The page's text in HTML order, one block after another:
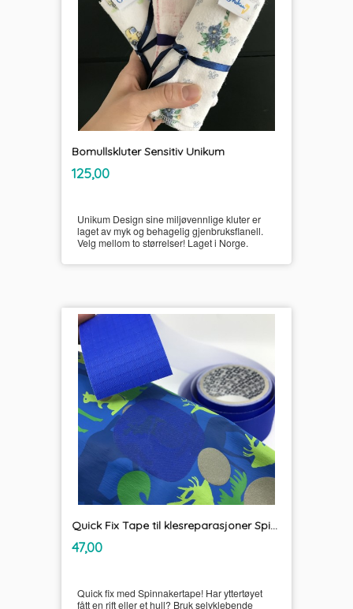
Bomullskluter Sensitiv Unikum
Pris
125,00mva.
Unikum Design sine miljøvennlige kluter er
laget av myk og behagelig gjenbruksflanell.
Velg mellom to størrelser! Laget i Norge.
Quick Fix Tape til klesreparasjoner Spinnakertape
Pris
47,00mva.
Quick fix med Spinnakertape! Har yttertøyet
fått en rift eller et hull? Bruk selvklebende